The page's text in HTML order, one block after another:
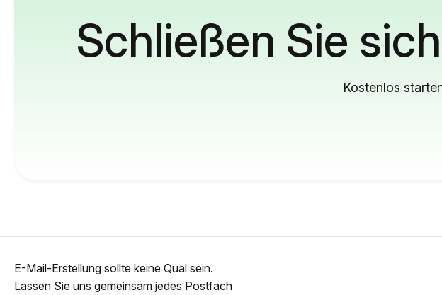
Schließen Sie
Kostenlos
E-Mail-Erstellung sollte keine Qual sein.
Lassen Sie uns gemeinsam jedes Postfach